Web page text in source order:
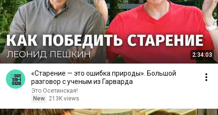
2:34:03
«Старение — это ошибка природы». Большой
разговор с ученым из Гарварда
Это Осетинская!
New
213K views